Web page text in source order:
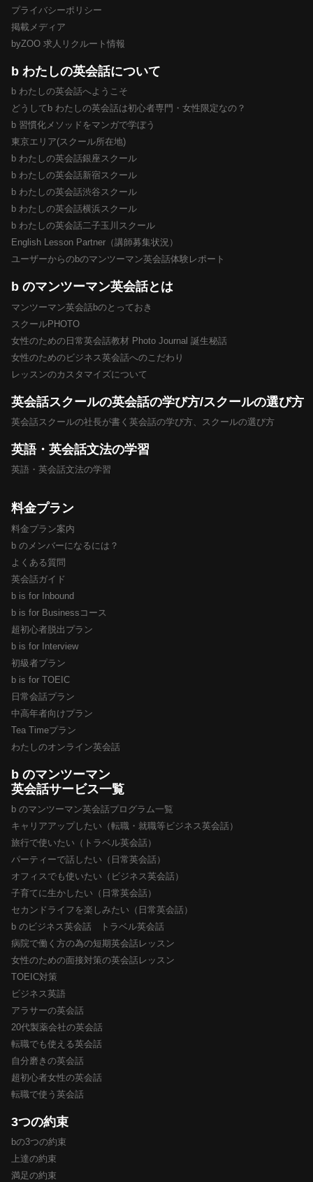
プライバシーポリシー
掲載メディア
byZOO 求人リクルート情報
b わたしの英会話について
b わたしの英会話へようこそ
どうしてb わたしの英会話は初心者専門・女性限定なの？
b 習慣化メソッドをマンガで学ぼう
東京エリア(スクール所在地)
b わたしの英会話銀座スクール
b わたしの英会話新宿スクール
b わたしの英会話渋谷スクール
b わたしの英会話横浜スクール
b わたしの英会話二子玉川スクール
English Lesson Partner（講師募集状況）
ユーザーからのbのマンツーマン英会話体験レポート
b のマンツーマン英会話とは
マンツーマン英会話bのとっておき
スクールPHOTO
女性のための日常英会話教材 Photo Journal 誕生秘話
女性のためのビジネス英会話へのこだわり
レッスンのカスタマイズについて
英会話スクールの英会話の学び方/スクールの選び方
英会話スクールの社長が書く英会話の学び方、スクールの選び方
英語・英会話文法の学習
英語・英会話文法の学習
料金プラン
料金プラン案内
b のメンバーになるには？
よくある質問
英会話ガイド
b is for Inbound
b is for Businessコース
超初心者脱出プラン
b is for Interview
初級者プラン
b is for TOEIC
日常会話プラン
中高年者向けプラン
Tea Timeプラン
わたしのオンライン英会話
b のマンツーマン
英会話サービス一覧
b のマンツーマン英会話プログラム一覧
キャリアアップしたい（転職・就職等ビジネス英会話）
旅行で使いたい（トラベル英会話）
パーティーで話したい（日常英会話）
オフィスでも使いたい（ビジネス英会話）
子育てに生かしたい（日常英会話）
セカンドライフを楽しみたい（日常英会話）
b のビジネス英会話 トラベル英会話
病院で働く方の為の短期英会話レッスン
女性のための面接対策の英会話レッスン
TOEIC対策
ビジネス英語
アラサーの英会話
20代製薬会社の英会話
転職でも使える英会話
自分磨きの英会話
超初心者女性の英会話
転職で使う英会話
3つの約束
bの3つの約束
上達の約束
満足の約束